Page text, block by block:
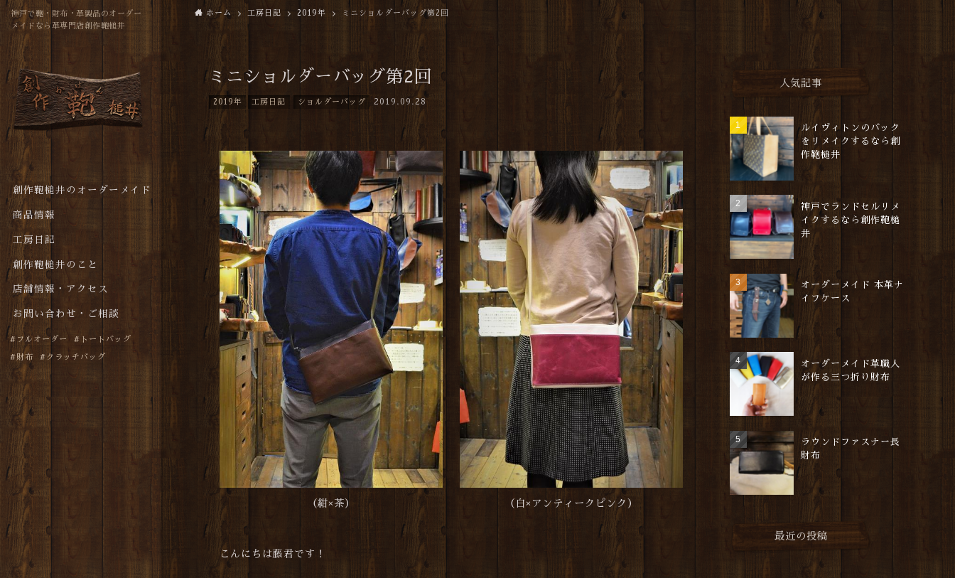
神戸で鞄・財布・革製品のオーダー
メイドなら革専門店創作鞄槌井
創作鞄槌井のオーダーメイド
商品情報
工房日記
創作鞄槌井のこと
店舗情報・アクセス
お問い合わせ・ご相談
フルオーダー トートバッグ
財布 クラッチバッグ
ホーム 工房日記 2019年 ミニショルダーバッグ第2回
ミニショルダーバッグ第2回
2019年 工房日記 ショルダーバッグ 2019.09.28
（紺×茶） （白×アンティークピンク）
こんにちは藤君です！
人気記事
ルイヴィトンのバック
をリメイクするなら創
作鞄槌井
神戸でランドセルリメ
イクするなら創作鞄槌
井
オーダーメイド 本革ナ
イフケース
オーダーメイド革職人
が作る三つ折り財布
ラウンドファスナー長
財布
最近の投稿